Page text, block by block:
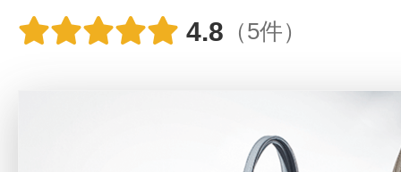
アテニア
4.8 （5件）